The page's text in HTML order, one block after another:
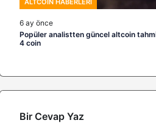
6 ay önce
Popüler analistten güncel altcoin
4 coin
Bir Cevap Yaz